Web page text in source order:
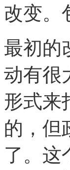
改变。
最初的
动有很
形式来
的，但
了。这